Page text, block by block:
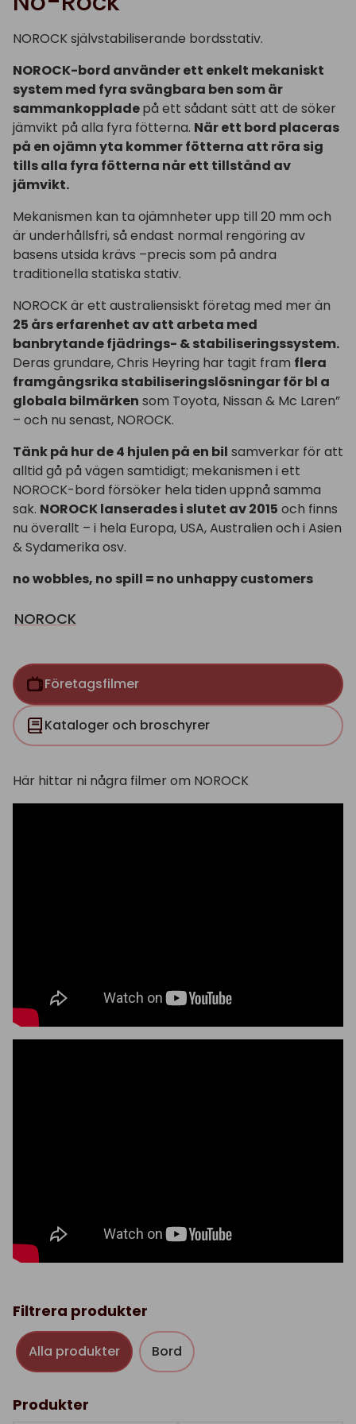
NOROCK självstabiliserande bordsstativ.
NOROCK-bord använder ett enkelt mekaniskt
system med fyra svängbara ben som är
sammankoppladepå ett sådant sätt att de söker
jämvikt på alla fyra fötterna. När ett bord placeras
på en ojämn yta kommer fötterna att röra sig
tills alla fyra fötterna når ett tillstånd av
jämvikt.
Mekanismen kan ta ojämnheter upp till 20 mm och
är underhållsfri, så endast normal rengöring av
basens utsida krävs –precis som på andra
traditionella statiska stativ.
NOROCK är ett australiensiskt företag med mer än
25 års erfarenhet av att arbeta med
banbrytande fjädrings- & stabiliseringssystem.
Deras grundare, Chris Heyring har tagit fram flera
framgångsrika stabiliseringslösningar för bl a
globala bilmärken som Toyota, Nissan & Mc Laren”
– och nu senast, NOROCK.
Tänk på hur de 4 hjulen på en bil samverkar för att
alltid gå på vägen samtidigt; mekanismen i ett
NOROCK-bord försöker hela tiden uppnå samma
sak. NOROCK lanserades i slutet av 2015 och finns
nu överallt – i hela Europa, USA, Australien och i Asien
& Sydamerika osv.
no wobbles, no spill = no unhappy customers
NOROCK
Företagsfilmer
Kataloger och broschyrer
Här hittar ni några filmer om NOROCK
Filtrera produkter
Alla produkter Bord
Produkter